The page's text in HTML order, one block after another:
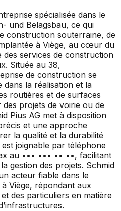
spécialisée dans le
und Belagsbau, ce qui
construction souterraine, de
à Viège, au cœur du
services de construction
Située au 38,
de construction se
dans la réalisation et la
routières et de surfaces
projets de voirie ou de
Pius AG met à disposition
et une approche
la qualité et la durabilité
joignable par téléphone
au ••• ••• •• ••, facilitant
gestion des projets. Schmid
acteur fiable dans le
Viège, répondant aux
des particuliers en matière